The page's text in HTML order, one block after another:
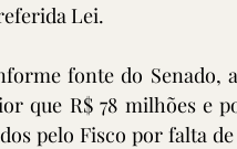
Lei.
fonte do Senado,
que R$ 78 milhões e
pelo Fisco por falta